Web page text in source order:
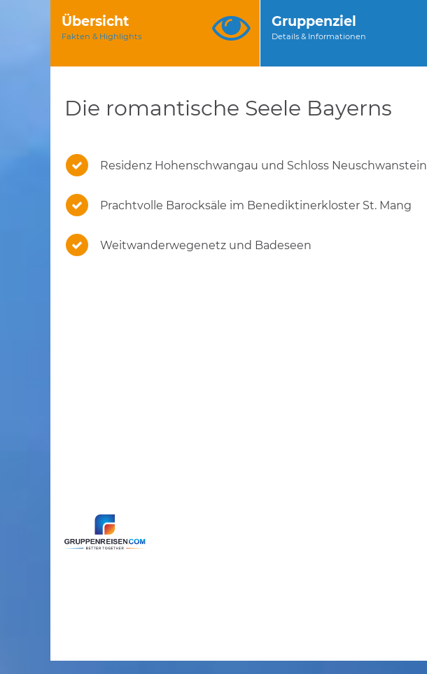
Übersicht
Fakten & Highlights
Gruppenziel
Details & Informationen
Die romantische Seele Bayerns
Residenz Hohenschwangau und Schloss Neuschwanstein
Prachtvolle Barocksäle im Benediktinerkloster St. Mang
Weitwanderwegenetz und Badeseen